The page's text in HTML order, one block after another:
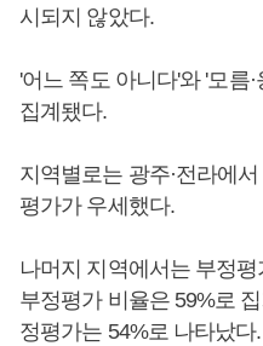
시되지 않았다.
'어느 쪽도 아니다'와 '모름
집계됐다.
지역별로는 광주·전라에
평가가 우세했다.
나머지 지역에서는 부정
부정평가 비율은 59%로
정평가는 54%로 나타났